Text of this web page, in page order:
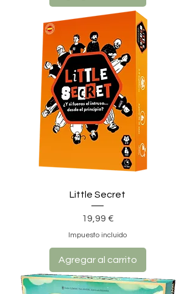
Little Secret
Precio
19,99 €
Impuesto incluido
Agregar al carrito